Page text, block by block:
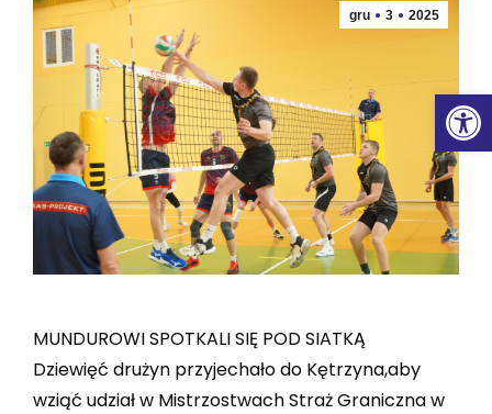
gru 3 2025
MUNDUROWI SPOTKALI SIĘ POD SIATKĄ
Dziewięć drużyn przyjechało do Kętrzyna,aby
wziąć udział w Mistrzostwach Straż Graniczna w